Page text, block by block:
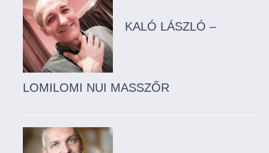
KALÓ LÁSZLÓ –
LOMILOMI NUI MASSZŐR